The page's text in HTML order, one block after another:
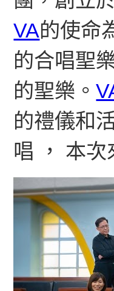
VA的使命
的合唱聖
的聖樂。
的禮儀和
唱 ， 本